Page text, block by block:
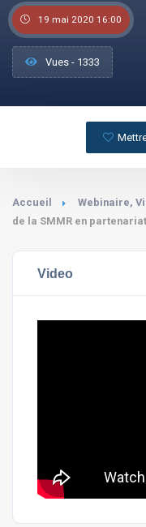
19 mai 2020 16:00
Vues - 1333
Accueil Webinaire,
de la SMMR en
Video